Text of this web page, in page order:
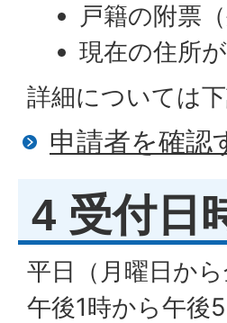
戸籍の附票
現在の住所
詳細については
申請者を確認
4 受付日
平日（月曜日か
午後1時から午後